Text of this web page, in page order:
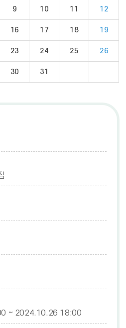
9 10 11 12
16 17 18 19
23 24 25 26
30 31
~ 2024.10.26 18:00